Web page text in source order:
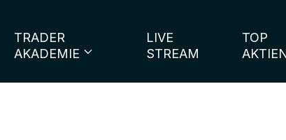
TRADER
AKADEMIE
LIVE
STREAM
TOP